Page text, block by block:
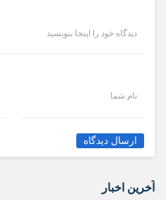
دیدگاه خود را اینجا بنویسید
نام شما
ارسال دیدگاه
آخرین اخبار